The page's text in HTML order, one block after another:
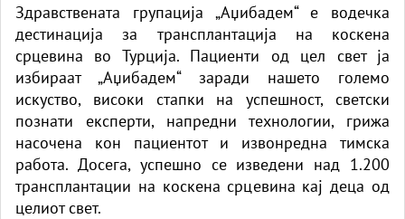
Здравствената групација „Аџибадем“ е водечка
дестинација за трансплантација на коскена
срцевина во Турција. Пациенти од цел свет ја
избираат „Аџибадем“ заради нашето големо
искуство, високи стапки на успешност, светски
познати експерти, напредни технологии, грижа
насочена кон пациентот и извонредна тимска
работа. Досега, успешно се изведени над 1.200
трансплантации на коскена срцевина кај деца од
целиот свет.